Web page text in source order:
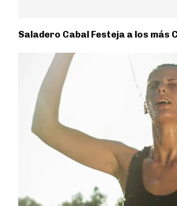
Saladero Cabal Festeja a los más